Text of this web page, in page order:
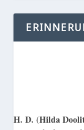
H. D. (Hilda